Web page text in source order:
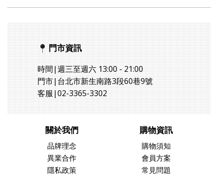
門市資訊
時間|週三至週六 13:00 - 21:00
門市|台北市新生南路3段60巷9號
客服|02-3365-3302
關於我們
品牌理念
異業合作
隱私政策
購物資訊
購物須知
會員方案
常見問題